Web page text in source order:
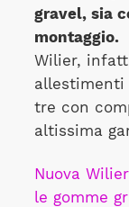
gravel, sia
montaggio.
Wilier,
allestimenti
tre con
altissima
Nuova
le gomme